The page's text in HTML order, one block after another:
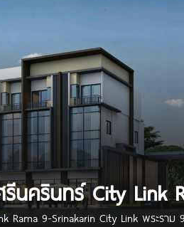
นครินทร์ City Link
Rama 9-Srinakarin City Link พระราม